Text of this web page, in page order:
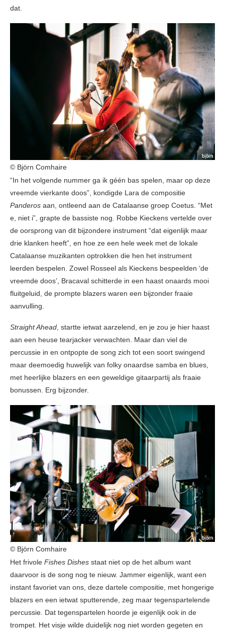
dat.
© Björn Comhaire
“In het volgende nummer ga ik géén bas spelen, maar op deze
vreemde vierkante doos”, kondigde Lara de compositie
Panderos aan, ontleend aan de Catalaanse groep Coetus. “Met
e, niet i”, grapte de bassiste nog. Robbe Kieckens vertelde over
de oorsprong van dit bijzondere instrument “dat eigenlijk maar
drie klanken heeft”, en hoe ze een hele week met de lokale
Catalaanse muzikanten optrokken die hen het instrument
leerden bespelen. Zowel Rosseel als Kieckens bespeelden ‘de
vreemde doos’, Bracaval schitterde in een haast onaards mooi
fluitgeluid, de prompte blazers waren een bijzonder fraaie
aanvulling.
Straight Ahead, startte ietwat aarzelend, en je zou je hier haast
aan een heuse tearjacker verwachten. Maar dan viel de
percussie in en ontpopte de song zich tot een soort swingend
maar deemoedig huwelijk van folky onaardse samba en blues,
met heerlijke blazers en een geweldige gitaarpartij als fraaie
bonussen. Erg bijzonder.
© Björn Comhaire
Het frivole Fishes Dishes staat niet op de het album want
daarvoor is de song nog te nieuw. Jammer eigenlijk, want een
instant favoriet van ons, deze dartele compositie, met hongerige
blazers en een ietwat sputterende, zeg maar tegenspartelende
percussie. Dat tegenspartelen hoorde je eigenlijk ook in de
trompet. Het visje wilde duidelijk nog niet worden gegeten en